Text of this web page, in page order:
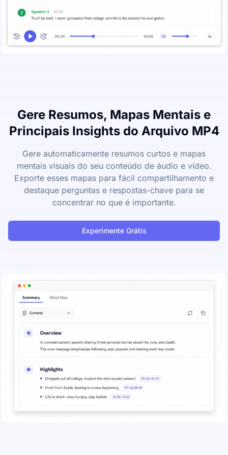
Gere Resumos, Mapas Mentais e
Principais Insights do Arquivo MP4
Gere automaticamente resumos curtos e mapas
mentais visuais do seu conteúdo de áudio e vídeo.
Exporte esses mapas para fácil compartilhamento e
destaque perguntas e respostas-chave para se
concentrar no que é importante.
Experimente Grátis